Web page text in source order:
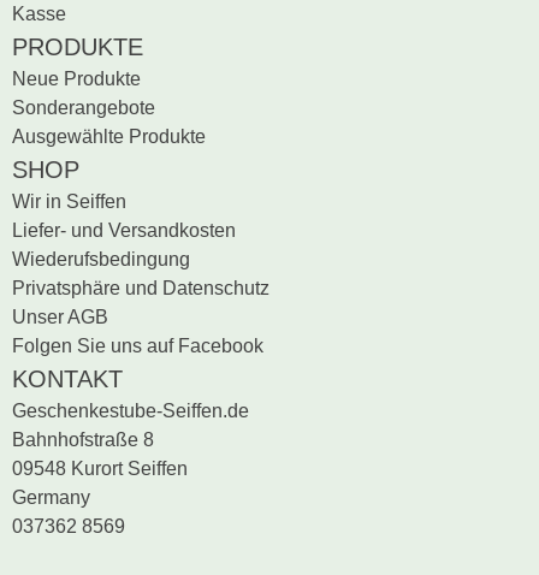
Kasse
PRODUKTE
Neue Produkte
Sonderangebote
Ausgewählte Produkte
SHOP
Wir in Seiffen
Liefer- und Versandkosten
Wiederufsbedingung
Privatsphäre und Datenschutz
Unser AGB
Folgen Sie uns auf Facebook
KONTAKT
Geschenkestube-Seiffen.de
Bahnhofstraße 8
09548 Kurort Seiffen
Germany
037362 8569